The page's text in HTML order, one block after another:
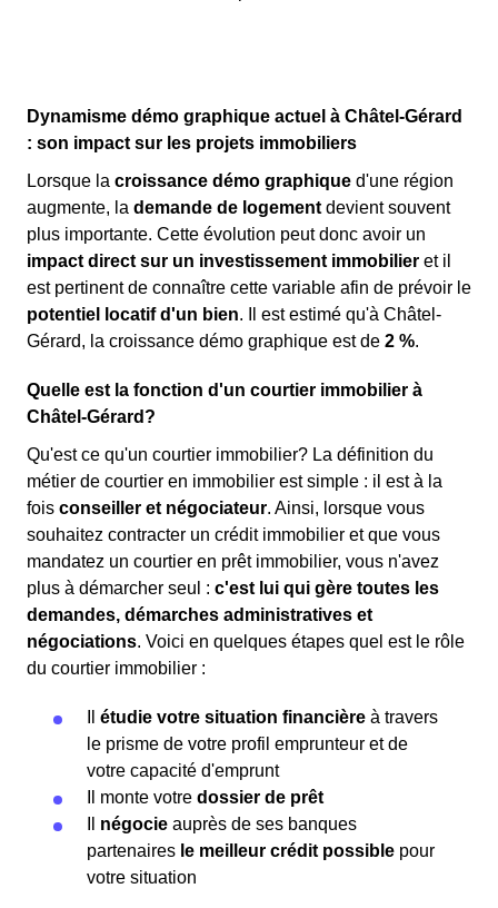
Dynamisme démo graphique actuel à Châtel-Gérard
: son impact sur les projets immobiliers
Lorsque la croissance démo graphique d'une région
augmente, la demande de logement devient souvent
plus importante. Cette évolution peut donc avoir un
impact direct sur un investissement immobilier et il
est pertinent de connaître cette variable afin de prévoir le
potentiel locatif d'un bien. Il est estimé qu'à Châtel-
Gérard, la croissance démo graphique est de 2 %.
Quelle est la fonction d'un courtier immobilier à
Châtel-Gérard?
Qu'est ce qu'un courtier immobilier? La définition du
métier de courtier en immobilier est simple : il est à la
fois conseiller et négociateur. Ainsi, lorsque vous
souhaitez contracter un crédit immobilier et que vous
mandatez un courtier en prêt immobilier, vous n'avez
plus à démarcher seul : c'est lui qui gère toutes les
demandes, démarches administratives et
négociations. Voici en quelques étapes quel est le rôle
du courtier immobilier :
étudie votre situation financière à travers
le prisme de votre profil emprunteur et de
votre capacité d'emprunt
Il monte votre dossier de prêt
négocie auprès de ses banques
partenaires le meilleur crédit possible pour
votre situation